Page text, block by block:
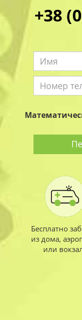
+38
Бесплатно
из дома,
или